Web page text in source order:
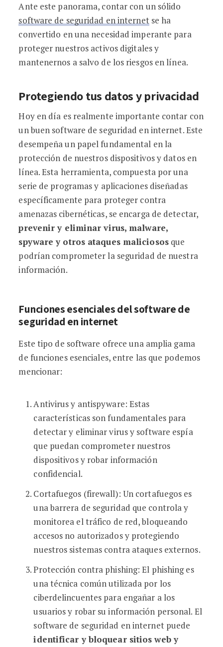
Ante este panorama, contar con un sólido
software de seguridad en internetse ha
convertido en una necesidad imperante para
proteger nuestros activos digitales y
mantenernos a salvo de los riesgos en línea.
Protegiendo tus datos y privacidad
Hoy en día es realmente importante contar con
un buen software de seguridad en internet. Este
desempeña un papel fundamental en la
protección de nuestros dispositivos y datos en
línea. Esta herramienta, compuesta por una
serie de programas y aplicaciones diseñadas
específicamente para proteger contra
amenazas cibernéticas, se encarga de detectar,
prevenir y eliminar virus, malware,
spyware y otros ataques maliciososque
podrían comprometer la seguridad de nuestra
información.
Funciones esenciales del software de
seguridad en internet
Este tipo de software ofrece una amplia gama
de funciones esenciales, entre las que podemos
mencionar:
Antivirus y antispyware: Estas
características son fundamentales para
detectar y eliminar virus y software espía
que puedan comprometer nuestros
dispositivos y robar información
confidencial.
Cortafuegos (firewall): Un cortafuegos es
una barrera de seguridad que controla y
monitorea el tráfico de red, bloqueando
accesos no autorizados y protegiendo
nuestros sistemas contra ataques externos.
Protección contra phishing: El phishing es
una técnica común utilizada por los
ciberdelincuentes para engañar a los
usuarios y robar su información personal. El
software de seguridad en internet puede
identificar y bloquear sitios web y